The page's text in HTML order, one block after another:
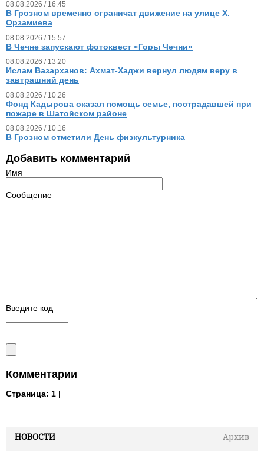
НОВОСТИ
Архив
08.08.2026 / 16.45
В Грозном временно ограничат движение на улице Х.
Орзамиева
08.08.2026 / 15.57
В Чечне запускают фотоквест «Горы Чечни»
08.08.2026 / 13.20
Ислам Вазарханов: Ахмат-Хаджи вернул людям веру в
завтрашний день
08.08.2026 / 10.26
Фонд Кадырова оказал помощь семье, пострадавшей при
пожаре в Шатойском районе
08.08.2026 / 10.16
В Грозном отметили День физкультурника
Добавить комментарий
Имя
Сообщение
Введите код
Комментарии
Страница: 1 |